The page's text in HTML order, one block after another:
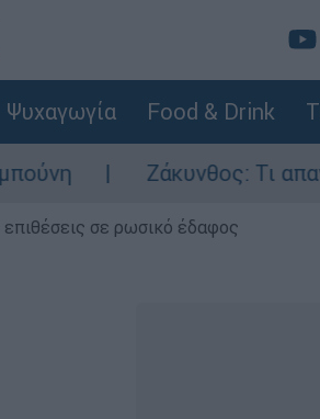
Ψυχαγωγία Food & Drink
Ζάκυνθος: Τι απαντά
σε ρωσικό έδαφος